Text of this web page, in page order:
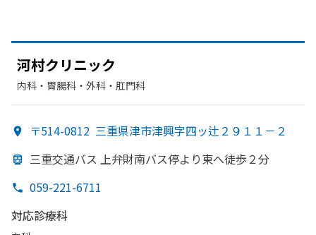
河村クリニック
内科・​胃腸科・​外科・​肛門科
〒514-0812 三重県津市津興字四ッ辻２９１１－２
三重交通バス 上弁財南バス停より東へ徒歩２分
059-221-6711
対応診療科